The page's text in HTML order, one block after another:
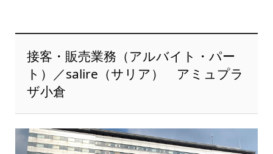
接客・販売業務（アルバイト・パー
ト）／salire（サリア） アミュプラ
ザ小倉